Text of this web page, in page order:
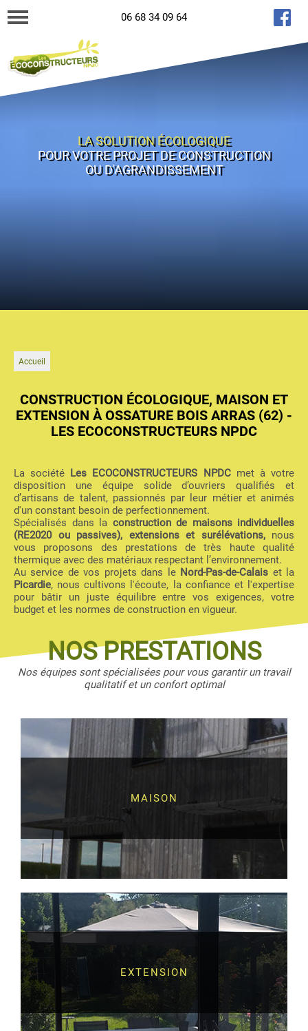
06 68 34 09 64
LA SOLUTION ÉCOLOGIQUE
POUR VOTRE PROJET DE CONSTRUCTION
OU D'AGRANDISSEMENT
Accueil
CONSTRUCTION ÉCOLOGIQUE, MAISON ET
EXTENSION À OSSATURE BOIS ARRAS (62) -
LES ECOCONSTRUCTEURS NPDC
La société Les ECOCONSTRUCTEURS NPDCmet à votre
disposition une équipe solide d’ouvriers qualifiés et
d’artisans de talent, passionnés par leur métier et animés
d'un constant besoin de perfectionnement.
Spécialisés dans la construction de maisons individuelles
(RE2020 ou passives), extensions et surélévations,nous
vous proposons des prestations de très haute qualité
thermique avec des matériaux respectant l’environnement.
Au service de vos projets dans le Nord-Pas-de-Calais et la
Picardie, nous cultivons l'écoute, la confiance et l'expertise
pour bâtir un juste équilibre entre vos exigences, votre
budget et les normes de construction en vigueur.
NOS PRESTATIONS
Nos équipes sont spécialisées pour vous garantir un travail
qualitatif et un confort optimal
MAISON
EXTENSION